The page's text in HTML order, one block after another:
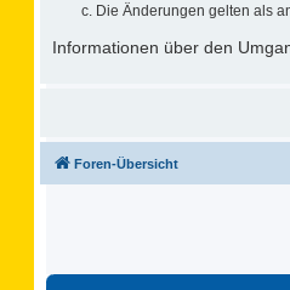
Die Änderungen gelten als
Informationen über den
Foren-Übersicht